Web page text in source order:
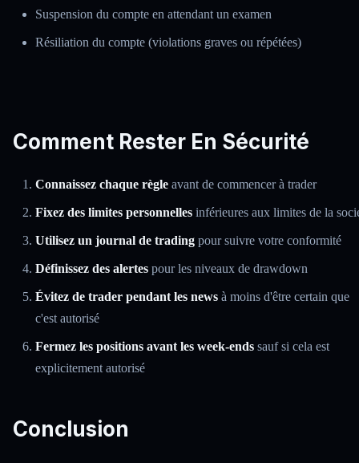
Suspension du compte en attendant un examen
Résiliation du compte (violations graves ou répétées)
Comment Rester En Sécurité
Connaissez chaque règle avant de commencer à trader
Fixez des limites personnelles inférieures aux limites de la
Utilisez un journal de trading pour suivre votre conformité
Définissez des alertes pour les niveaux de drawdown
Évitez de trader pendant les news à moins d'être certain que
c'est autorisé
Fermez les positions avant les week-ends sauf si cela est
explicitement autorisé
Conclusion